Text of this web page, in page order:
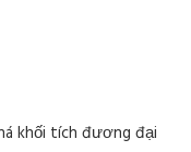
khối tích đương đại